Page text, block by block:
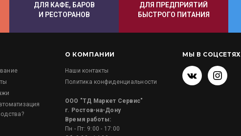
ДЛЯ КАФЕ, БАРОВ
И РЕСТОРАНОВ
ДЛЯ ПРЕДПРИЯТИЙ
БЫСТРОГО ПИТАНИЯ
О КОМПАНИИ
Наши контакты
Политика конфиденциальности
ООО "ТД Маркет Сервис"
г. Ростов-на-Дону
Время работы:
Пн - Пт: 9:00 - 17:00
МЫ В СОЦСЕТЯХ